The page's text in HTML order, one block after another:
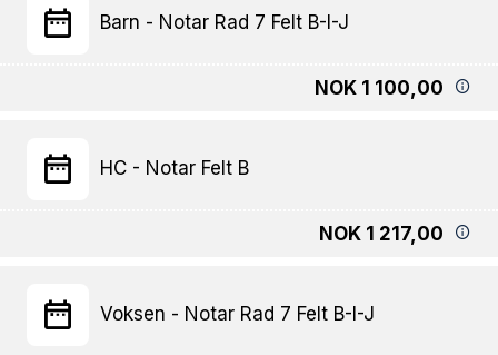
Barn - Notar Rad 7 Felt B-I-J
NOK 1 100,00
HC - Notar Felt B
NOK 1 217,00
Voksen - Notar Rad 7 Felt B-I-J